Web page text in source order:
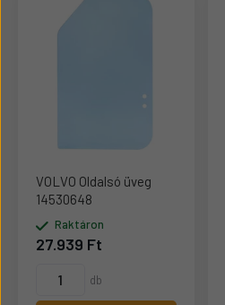
VOLVO Oldalsó üveg
14530648
Raktáron
27.939 Ft
db